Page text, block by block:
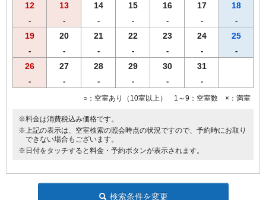
12
-
13
-
14
-
15
-
16
-
17
-
18
-
19
-
20
-
21
-
22
-
23
-
24
-
25
-
26
-
27
-
28
-
29
-
30
-
31
-
○：空室あり（10室以上） 1～9：空室数 ×：満室
※料金は消費税込み価格です。
※上記の表示は、空室検索の照会時点の状況ですので、予約時にお取り
できない場合もございます。
※日付をタッチすると料金・予約ボタンが表示されます。
検索条件を変更